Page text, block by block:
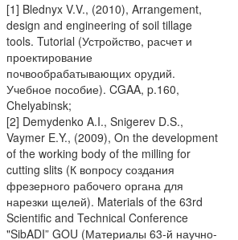
[1] Blednyx V.V., (2010), Arrangement,
design and engineering of soil tillage
tools. Tutorial (Устройство, расчет и
проектирование
почвообрабатывающих орудий.
Учебное пособие). CGAA, p.160,
Chelyabinsk;
[2] Demydenko A.I., Snigerev D.S.,
Vaymer E.Y., (2009), On the development
of the working body of the milling for
cutting slits (К вопросу создания
фрезерного рабочего органа для
нарезки щелей). Materials of the 63rd
Scientific and Technical Conference
"SibADI” GOU (Материалы 63-й научно-